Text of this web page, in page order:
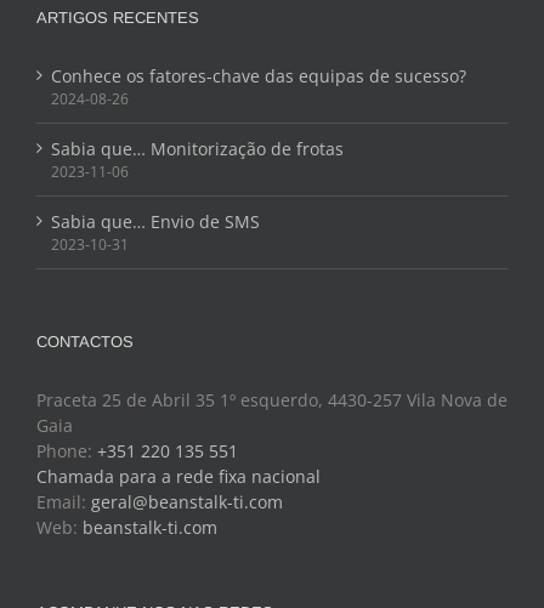
ARTIGOS RECENTES
Conhece os fatores-chave das equipas de sucesso?
2024-08-26
Sabia que… Monitorização de frotas
2023-11-06
Sabia que… Envio de SMS
2023-10-31
CONTACTOS
Praceta 25 de Abril 35 1º esquerdo, 4430-257 Vila Nova de
Gaia
Phone: +351 220 135 551
Chamada para a rede fixa nacional
Email: geral@beanstalk-ti.com
Web: beanstalk-ti.com